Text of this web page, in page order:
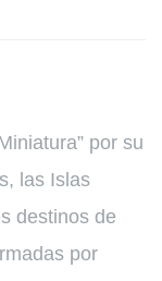
por su
las Islas
destinos de
por